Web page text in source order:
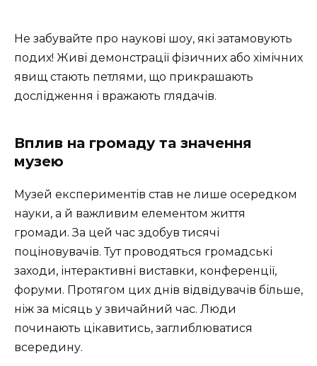
Не забувайте про наукові шоу, які затамовують
подих! Живі демонстрації фізичних або хімічних
явищ стають петлями, що прикрашають
дослідження і вражають глядачів.
Вплив на громаду та значення
музею
Музей експериментів став не лише осередком
науки, а й важливим елементом життя
громади. За цей час здобув тисячі
поціновувачів. Тут проводяться громадські
заходи, інтерактивні виставки, конференції,
форуми. Протягом цих днів відвідувачів більше,
ніж за місяць у звичайний час. Люди
починають цікавитись, заглиблюватися
всередину.